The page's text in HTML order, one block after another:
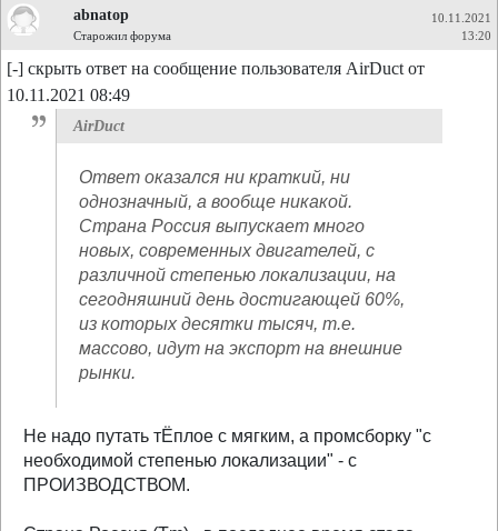
abnatop
Старожил форума
10.11.2021
13:20
[-] скрыть ответ на сообщение пользователя AirDuct от
10.11.2021 08:49
AirDuct
Ответ оказался ни краткий, ни
однозначный, а вообще никакой.
Страна Россия выпускает много
новых, современных двигателей, с
различной степенью локализации, на
сегодняшний день достигающей 60%,
из которых десятки тысяч, т.е.
массово, идут на экспорт на внешние
рынки.
Не надо путать тЁплое с мягким, а промсборку "с
необходимой степенью локализации" - с
ПРОИЗВОДСТВОМ.